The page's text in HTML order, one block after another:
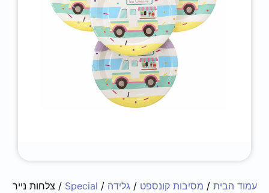
עמוד הבית / מסיבות קונספט / גלידה /
Special / צלחות נייר